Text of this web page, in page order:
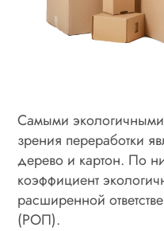
Самыми экологичными
зрения переработки
дерево и картон. По
коэффициент
расширенной
(РОП).